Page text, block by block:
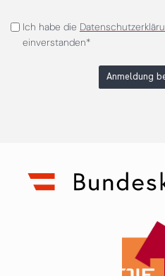
Ich habe die
einverstanden*
Anmeldung